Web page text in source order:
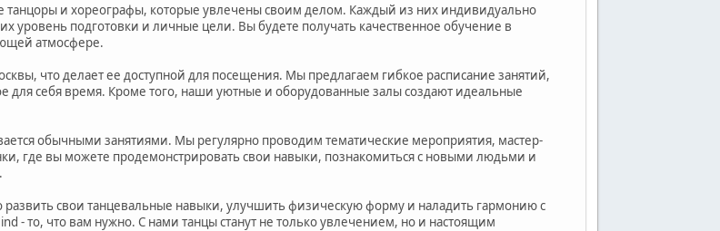
танцоры и хореографы, которые увлечены своим делом. Каждый из них индивидуально
уровень подготовки и личные цели. Вы будете получать качественное обучение в
атмосфере.
что делает ее доступной для посещения. Мы предлагаем гибкое расписание занятий,
для себя время. Кроме того, наши уютные и оборудованные залы создают идеальные
обычными занятиями. Мы регулярно проводим тематические мероприятия, мастер-
где вы можете продемонстрировать свои навыки, познакомиться с новыми людьми и
свои танцевальные навыки, улучшить физическую форму и наладить гармонию с
- то, что вам нужно. С нами танцы станут не только увлечением, но и настоящим